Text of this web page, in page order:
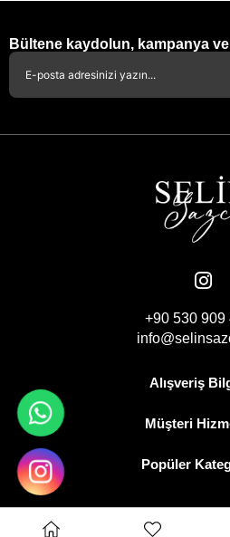
Bültene kaydolun, kampanya
+90 530 909
Alışveriş
Müşteri
Popüler